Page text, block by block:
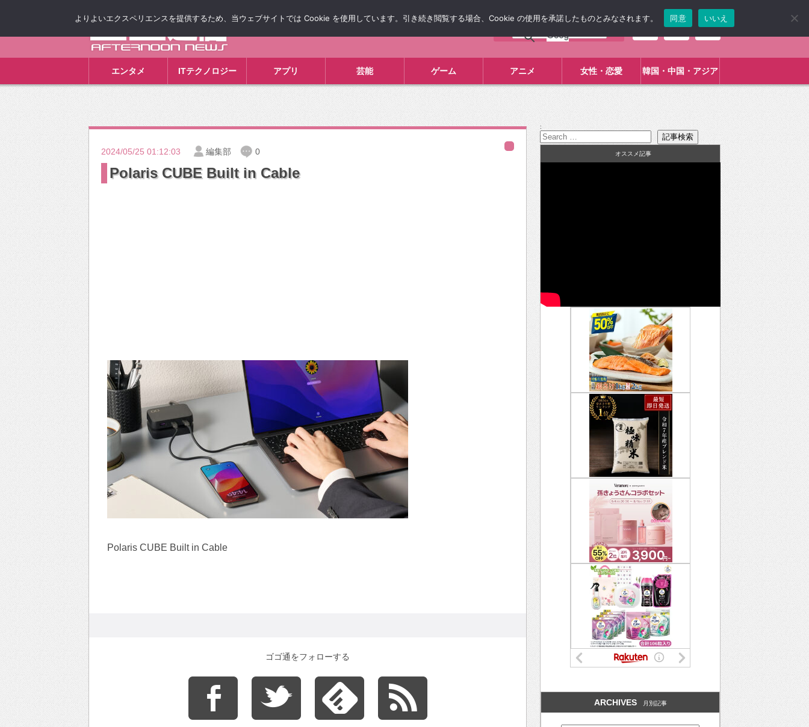
エンタメ ITテクノロジー アプリ 芸能 ゲーム アニメ 女性・恋愛 韓国・中国・アジア
2024/05/25 01:12:03 編集部 0
Polaris CUBE Built in Cable
Polaris CUBE Built in Cable
ゴゴ通をフォローする
:
オススメ記事
ARCHIVES 月別記事
よりよいエクスペリエンスを提供するため、当ウェブサイトでは Cookie を使用しています。引き続き閲覧する場合、Cookie の使用を承諾したものとみなされます。 同意 いいえ